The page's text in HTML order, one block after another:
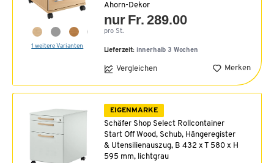
1 weitere Varianten
Ahorn-Dekor
nur Fr. 289.00
pro St.
Lieferzeit: innerhalb 3 Wochen
Vergleichen Merken
EIGENMARKE
Schäfer Shop Select Rollcontainer
Start Off Wood, Schub, Hängeregister
& Utensilienauszug, B 432 x T 580 x H
595 mm, lichtgrau